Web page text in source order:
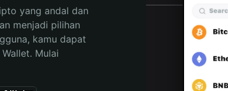
yang andal dan
menjadi pilihan
kamu dapat
Mulai